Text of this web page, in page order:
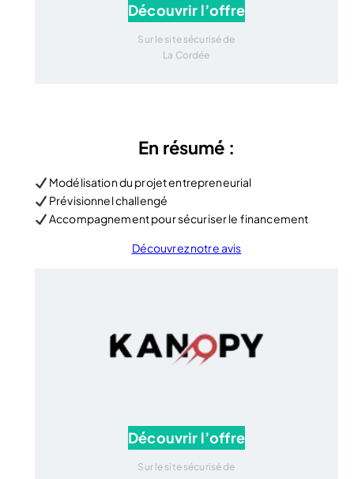
Découvrir l’offre
Sur le site sécurisé de
La Cordée
En résumé :
Modélisation du projet entrepreneurial
Prévisionnel challengé
Accompagnement pour sécuriser le financement
Découvrez notre avis
Découvrir l’offre
Sur le site sécurisé de